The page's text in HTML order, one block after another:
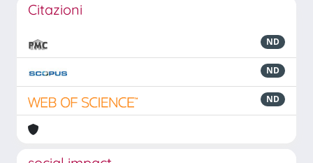
Citazioni
ND
ND
ND